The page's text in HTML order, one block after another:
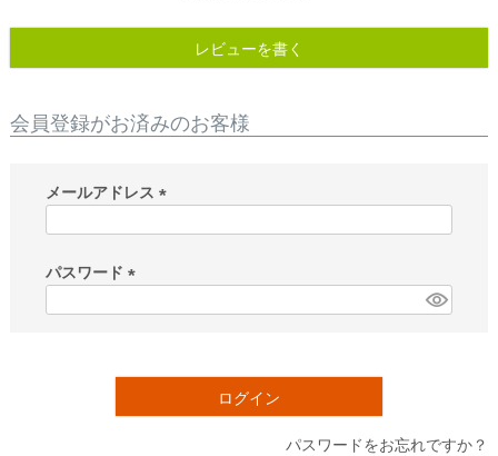
レビューを書く
会員登録がお済みのお客様
メールアドレス
)
パスワード
ログイン
パスワードをお忘れですか？